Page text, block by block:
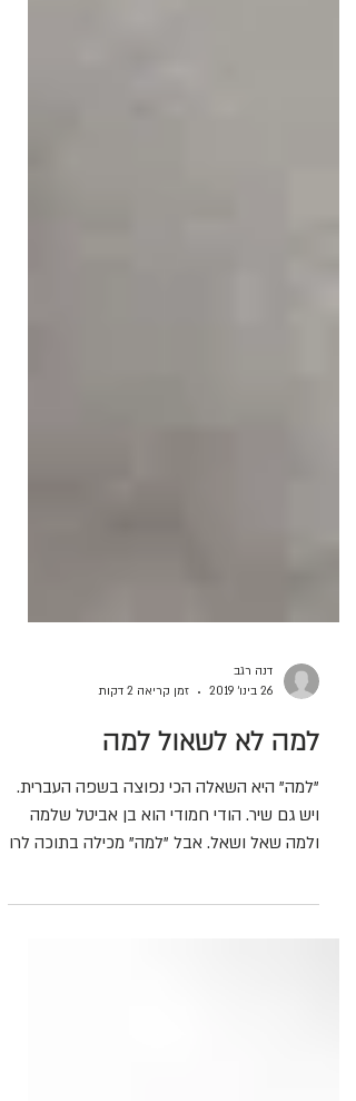
דנה רגב
26 בינו׳ 2019
זמן קריאה 2 דקות
למה לא לשאול למה
"למה" היא השאלה הכי נפוצה בשפה העברית.
ולמה שאל ושאל. אבל "למה" מכילה בתוכה לרו